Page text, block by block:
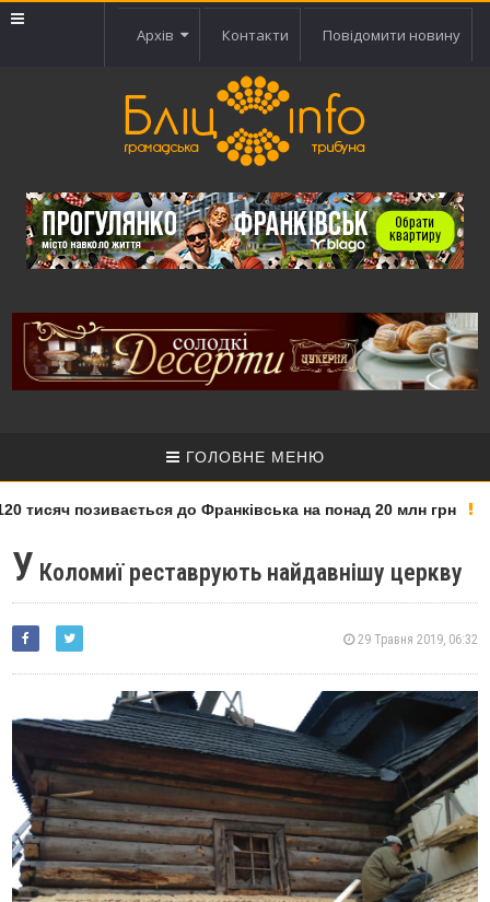
Архів Контакти Повідомити новину
ГОЛОВНЕ МЕНЮ
позивається до Франківська на понад 20 млн грн
У Коломиї реставрують найдавнішу церкву
29 Травня 2019, 06:32